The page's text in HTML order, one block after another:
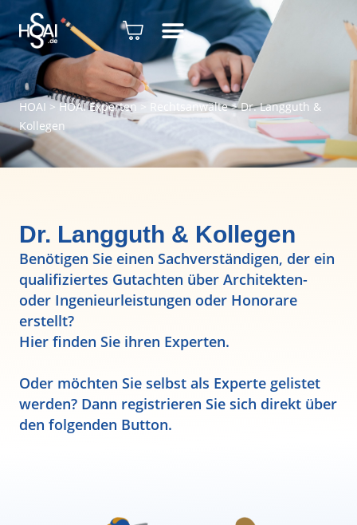
HOAI > HOAI Experten> Rechtsanwälte>Dr. Langguth &
Kollegen
Dr. Langguth & Kollegen
Benötigen Sie einen Sachverständigen, der ein
qualifiziertes Gutachten über Architekten-
oder Ingenieurleistungen oder Honorare
erstellt?
Hier finden Sie ihren Experten.
Oder möchten Sie selbst als Experte gelistet
werden? Dann registrieren Sie sich direkt über
den folgenden Button.